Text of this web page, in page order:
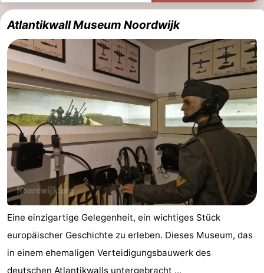
Atlantikwall Museum Noordwijk
Eine einzigartige Gelegenheit, ein wichtiges Stück
europäischer Geschichte zu erleben. Dieses Museum, das
in einem ehemaligen Verteidigungsbauwerk des
deutschen Atlantikwalls untergebracht ...